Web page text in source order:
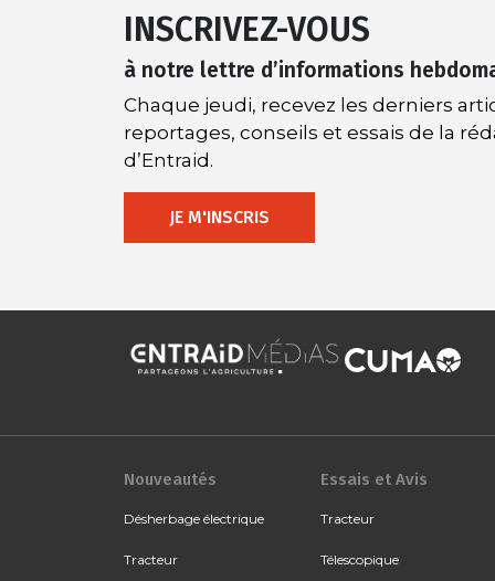
INSCRIVEZ-VOUS
à notre lettre d’informations
Chaque jeudi, recevez les derniers
reportages, conseils et essais de la
d’Entraid.
JE M'INSCRIS
Nouveautés
Désherbage électrique
Tracteur
Essais et Avis
Tracteur
Télescopique